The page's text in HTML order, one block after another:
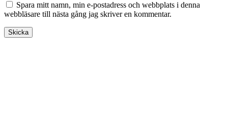
Spara mitt namn, min e-postadress och webbplats i denna
webbläsare till nästa gång jag skriver en kommentar.